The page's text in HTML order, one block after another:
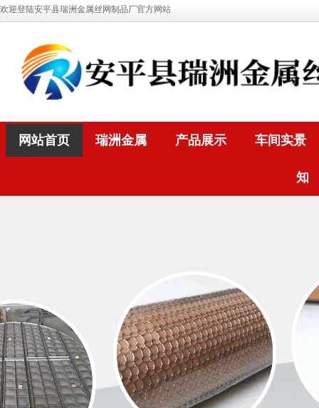
欢迎登陆安平县瑞洲金属丝网制品厂官方网站
网站首页 瑞洲金属 产品展示 车间实景
知